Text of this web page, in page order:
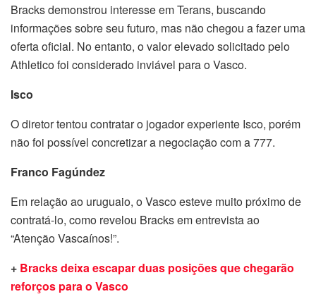
Bracks demonstrou interesse em Terans, buscando
informações sobre seu futuro, mas não chegou a fazer uma
oferta oficial. No entanto, o valor elevado solicitado pelo
Athletico foi considerado inviável para o Vasco.
Isco
O diretor tentou contratar o jogador experiente Isco, porém
não foi possível concretizar a negociação com a 777.
Franco Fagúndez
Em relação ao uruguaio, o Vasco esteve muito próximo de
contratá-lo, como revelou Bracks em entrevista ao
“Atenção Vascaínos!”.
+ Bracks deixa escapar duas posições que chegarão
reforços para o Vasco